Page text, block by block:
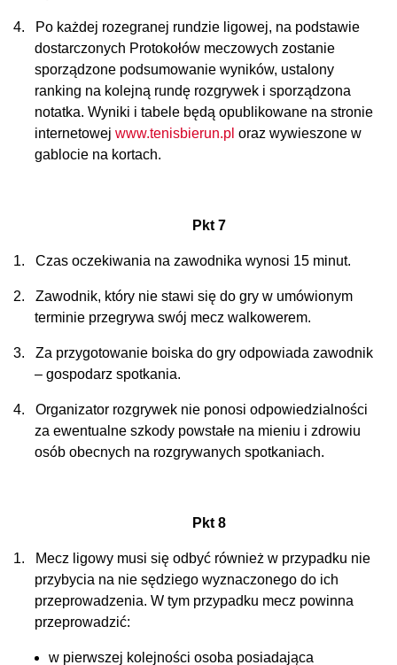
4.
Po każdej rozegranej rundzie ligowej, na podstawie
dostarczonych Protokołów meczowych zostanie
sporządzone podsumowanie wyników, ustalony
ranking na kolejną rundę rozgrywek i sporządzona
notatka. Wyniki i tabele będą opublikowane na stronie
internetowej www.tenisbierun.pl oraz wywieszone w
gablocie na kortach.
Pkt 7
1. Czas oczekiwania na zawodnika wynosi 15 minut.
2.
Zawodnik, który nie stawi się do gry w umówionym
terminie przegrywa swój mecz walkowerem.
3.
Za przygotowanie boiska do gry odpowiada zawodnik
– gospodarz spotkania.
4.
Organizator rozgrywek nie ponosi odpowiedzialności
za ewentualne szkody powstałe na mieniu i zdrowiu
osób obecnych na rozgrywanych spotkaniach.
Pkt 8
1. Mecz ligowy musi się odbyć również w przypadku nie
przybycia na nie sędziego wyznaczonego do ich
przeprowadzenia. W tym przypadku mecz powinna
przeprowadzić:
w pierwszej kolejności osoba posiadająca